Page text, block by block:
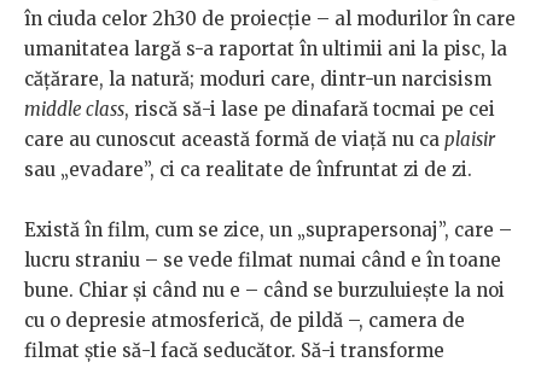
în ciuda celor 2h30 de proiecție – al modurilor în care
umanitatea largă s-a raportat în ultimii ani la pisc, la
cățărare, la natură; moduri care, dintr-un narcisism
middle class, riscă să-i lase pe dinafară tocmai pe cei
care au cunoscut această formă de viață nu ca plaisir
sau „evadare”, ci ca realitate de înfruntat zi de zi.
Există în film, cum se zice, un „suprapersonaj”, care –
lucru straniu – se vede filmat numai când e în toane
bune. Chiar și când nu e – când se burzuluiește la noi
cu o depresie atmosferică, de pildă –, camera de
filmat știe să-l facă seducător. Să-i transforme